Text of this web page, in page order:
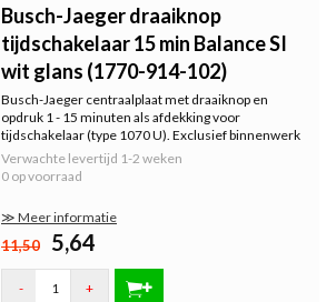
Busch-Jaeger draaiknop
tijdschakelaar 15 min Balance SI
wit glans (1770-914-102)
Busch-Jaeger centraalplaat met draaiknop en
opdruk 1 - 15 minuten als afdekking voor
tijdschakelaar (type 1070 U). Exclusief binnenwerk
en afdekraam. Serie: Balance SI, kleur: wit glans.
Verwachte levertijd 1-2 weken
0 op voorraad
≫ Meer informatie
11,50 5,64
- +